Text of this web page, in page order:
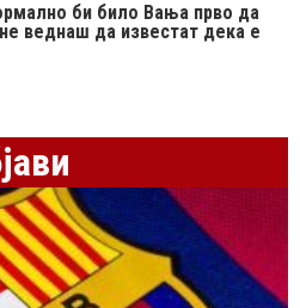
би било Вања прво да
веднаш да известат дека е